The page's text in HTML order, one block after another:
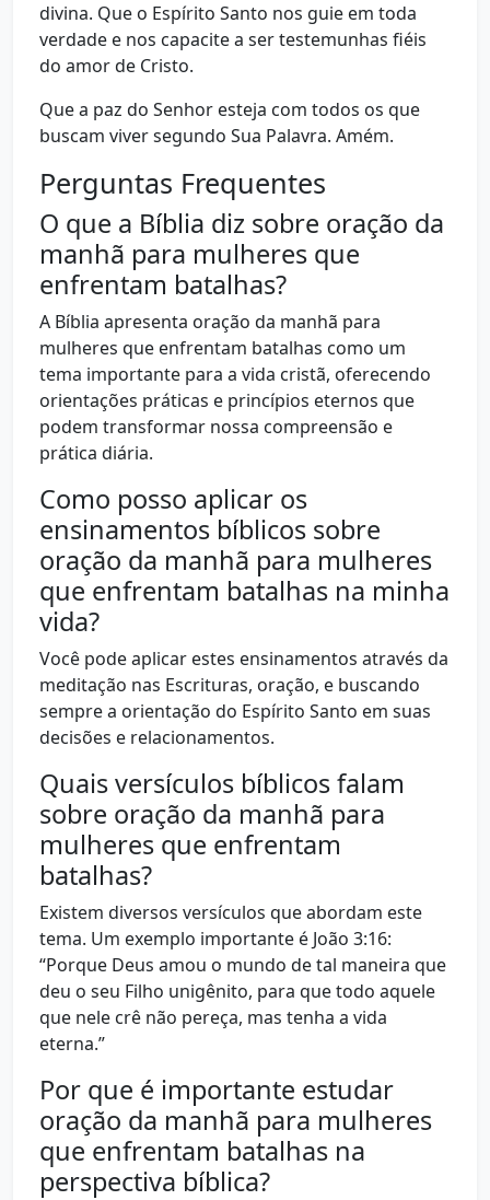
divina. Que o Espírito Santo nos guie em toda
verdade e nos capacite a ser testemunhas fiéis
do amor de Cristo.
Que a paz do Senhor esteja com todos os que
buscam viver segundo Sua Palavra. Amém.
Perguntas Frequentes
O que a Bíblia diz sobre oração da
manhã para mulheres que
enfrentam batalhas?
A Bíblia apresenta oração da manhã para
mulheres que enfrentam batalhas como um
tema importante para a vida cristã, oferecendo
orientações práticas e princípios eternos que
podem transformar nossa compreensão e
prática diária.
Como posso aplicar os
ensinamentos bíblicos sobre
oração da manhã para mulheres
que enfrentam batalhas na minha
vida?
Você pode aplicar estes ensinamentos através da
meditação nas Escrituras, oração, e buscando
sempre a orientação do Espírito Santo em suas
decisões e relacionamentos.
Quais versículos bíblicos falam
sobre oração da manhã para
mulheres que enfrentam
batalhas?
Existem diversos versículos que abordam este
tema. Um exemplo importante é João 3:16:
“Porque Deus amou o mundo de tal maneira que
deu o seu Filho unigênito, para que todo aquele
que nele crê não pereça, mas tenha a vida
eterna.”
Por que é importante estudar
oração da manhã para mulheres
que enfrentam batalhas na
perspectiva bíblica?